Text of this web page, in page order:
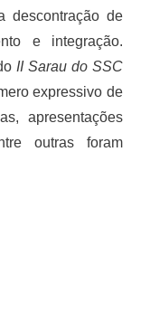
descontração de
e integração.
II Sarau do SSC
expressivo de
apresentações
outras foram